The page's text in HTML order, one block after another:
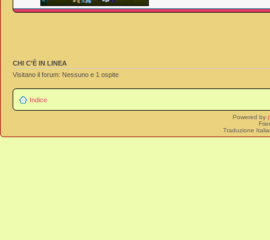
CHI C’È IN LINEA
Visitano il forum: Nessuno e 1 ospite
Indice
Powered by
Traduzione